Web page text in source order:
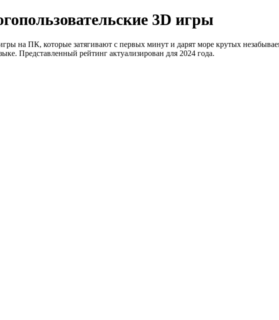
3D игры
на ПК, которые затягивают с первых минут и дарят море крутых
Представленный рейтинг актуализирован для 2024 года.